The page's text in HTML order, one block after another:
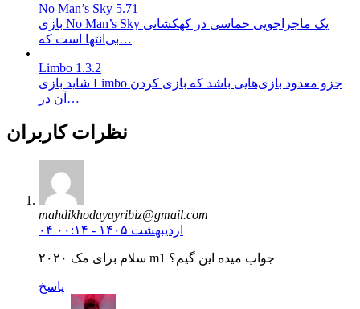
No Man’s Sky 5.71
بازی No Man’s Sky یک ماجراجویی حماسی در کهکشانی
بی‌انتها است که…
Limbo 1.3.2
شاید بازی Limbo جزو معدود بازی‌هایی باشد که بازی کردن
آن در…
نظرات کاربران
mahdikhodayayribiz@gmail.com
۰۴ اردیبهشت ۱۴۰۵ - ۰۰:۱۴
سلام برای مک ۲۰۲۰ m1 جواب میده این گیم؟
پاسخ